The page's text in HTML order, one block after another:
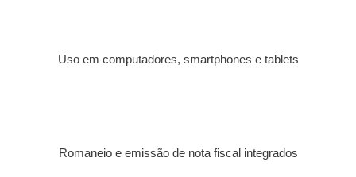
Uso em computadores, smartphones e tablets
Romaneio e emissão de nota fiscal integrados